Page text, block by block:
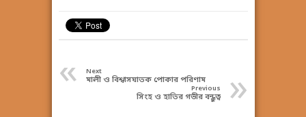
« Next
মালী ও বিশ্বাসঘাতক পোকার পরিণাম »
Previous
সিংহ ও হাতির গভীর বন্ধুত্ব